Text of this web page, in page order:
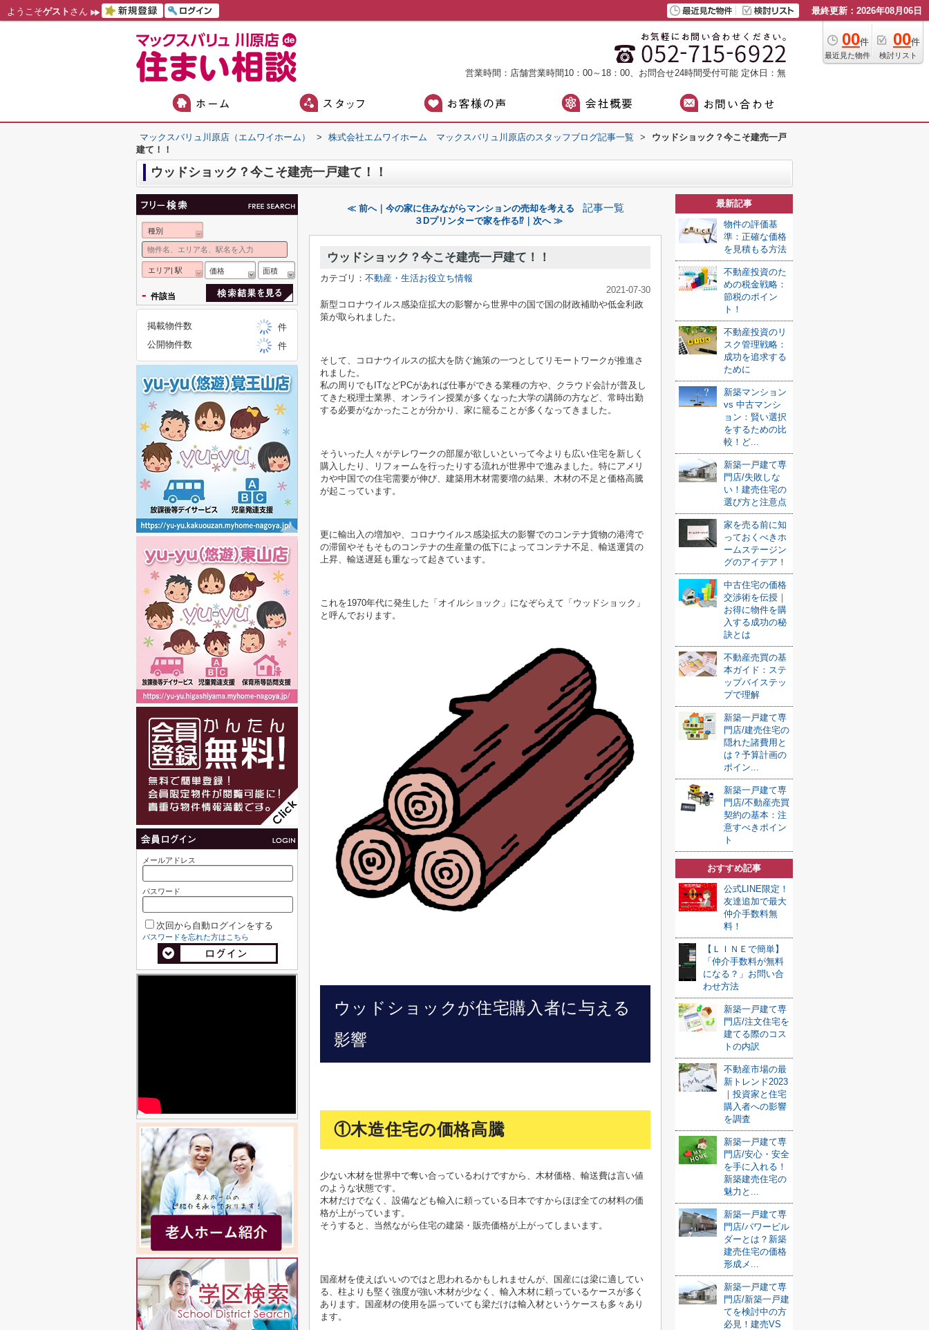
ようこそゲスト さん 最終更新：2026年08月06日
00件
最近見た物件
00件
検討リスト
営業時間：店舗営業時間10：00～18：00、お問合せ24時間受付可能 定休日：無
マックスバリュ川原店（エムワイホーム） > 株式会社エムワイホーム マックスバリュ川原店のスタッフブログ記事一覧 >
ウッドショック？今こそ建売一戸
建て！！
ウッドショック？今こそ建売一戸建て！！
≪ 前へ｜今の家に住みながらマンションの売却を考える 記事一覧
３Dプリンターで家を作る⁉｜次へ ≫
ウッドショック？今こそ建売一戸建て！！
カテゴリ： 不動産・生活お役立ち情報
2021-07-30
新型コロナウイルス感染症拡大の影響から世界中の国で国の財政補助や低金利政
策が取られました。
そして、コロナウイルスの拡大を防ぐ施策の一つとしてリモートワークが推進さ
れました。
私の周りでもITなどPCがあれば仕事ができる業種の方や、クラウド会計が普及し
てきた税理士業界、オンライン授業が多くなった大学の講師の方など、常時出勤
する必要がなかったことが分かり、家に籠ることが多くなってきました。
そういった人々がテレワークの部屋が欲しいといって今よりも広い住宅を新しく
購入したり、リフォームを行ったりする流れが世界中で進みました。特にアメリ
カや中国での住宅需要が伸び、 建築用木材需要増の結果、木材の不足と価格高騰
が起こっています。
更に輸出入の増加や、コロナウイルス感染拡大の影響でのコンテナ貨物の港湾で
の滞留やそもそものコンテナの生産量の低下によってコンテナ不足、輸送運賃の
上昇、輸送遅延も重なって起きています。
これを1970年代に発生した「オイルショック」になぞらえて「 ウッドショック」
と呼んでおります。
ウッドショックが住宅購入者に与える
影響
①木造住宅の価格高騰
少ない木材を世界中で奪い合っているわけですから、木材価格、輸送費は言い値
のような状態です。
木材だけでなく、設備なども輸入に頼っている日本ですからほぼ全ての材料の価
格が上がっています。
そうすると、当然ながら住宅の建築・販売価格が上がってしまいます。
国産材を使えばいいのではと思われるかもしれませんが、国産には梁に適してい
る、柱よりも堅く強度が強い木材が少なく、輸入木材に頼っているケースが多く
あります。国産材の使用を謳っていても梁だけは輸入材というケースも多々あり
ます。
最新記事
物件の評価基
準：正確な価格
を見積もる方法
不動産投資のた
めの税金戦略：
節税のポイン
ト！
不動産投資のリ
スク管理戦略：
成功を追求する
ために
新築マンション
vs 中古マンシ
ョン：賢い選択
をするための比
較！ど...
新築一戸建て専
門店/失敗しな
い！建売住宅の
選び方と注意点
家を売る前に知
っておくべきホ
ームステージン
グのアイデア！
中古住宅の価格
交渉術を伝授｜
お得に物件を購
入する成功の秘
訣とは
不動産売買の基
本ガイド：ステ
ップバイステッ
プで理解
新築一戸建て専
門店/建売住宅の
隠れた諸費用と
は？予算計画の
ポイン...
新築一戸建て専
門店/不動産売買
契約の基本：注
意すべきポイン
ト
おすすめ記事
公式LINE限定！
友達追加で最大
仲介手数料無
料！
【ＬＩＮＥで簡単】
「仲介手数料が無料
になる？」お問い合
わせ方法
新築一戸建て専
門店/注文住宅を
建てる際のコス
トの内訳
不動産市場の最
新トレンド2023
｜投資家と住宅
購入者への影響
を調査
新築一戸建て専
門店/安心・安全
を手に入れる！
新築建売住宅の
魅力と...
新築一戸建て専
門店/パワービル
ダーとは？新築
建売住宅の価格
形成メ...
新築一戸建て専
門店/新築一戸建
てを検討中の方
必見！建売VS
種別
エリア| 駅 価格 面積
- 件該当
掲載物件数
件
公開物件数
件
メールアドレス
パスワード
次回から自動ログインをする
パスワードを忘れた方はこちら